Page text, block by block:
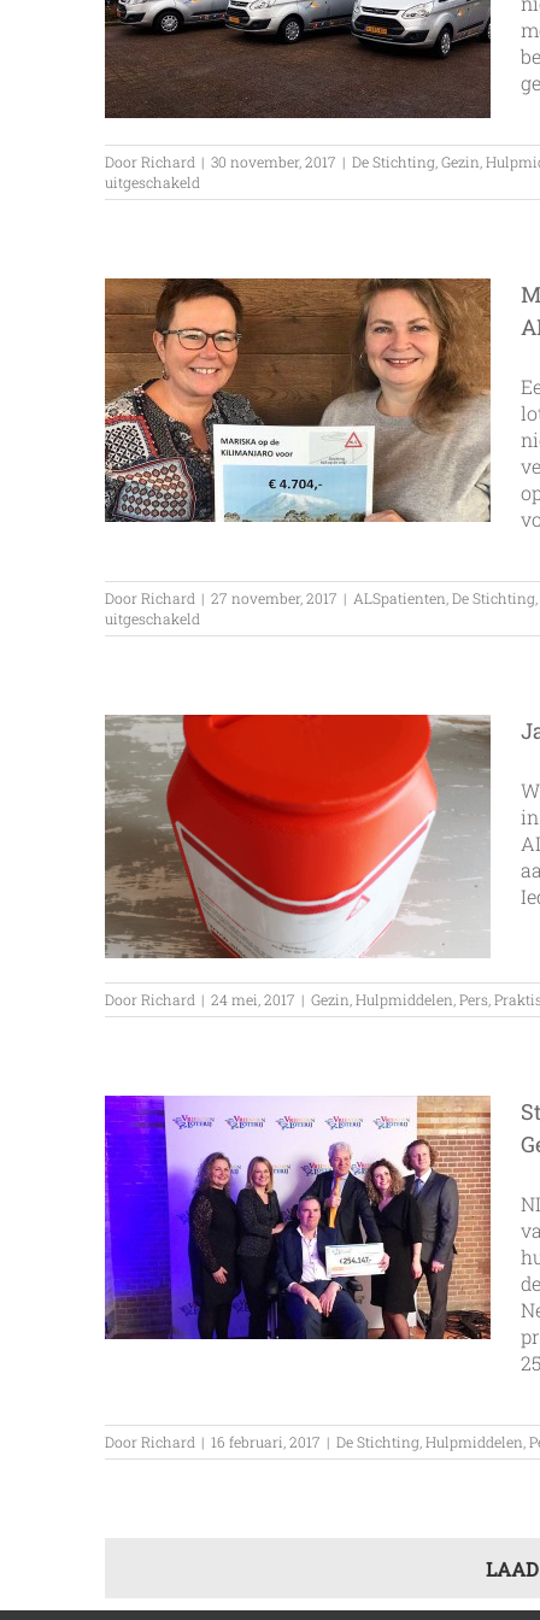
DoorRichard | 30 november, 2017 | De Stichting Gezin
uitgeschakeld
Drie
Stichting
ALSopdeweg!
DoorRichard | 27 november, 2017 | ALSpatienten De Stichting
uitgeschakeld
Mariska
voor
ALSopdeweg!
DoorRichard | 24 mei, 2017 | Gezin Hulpmiddelen Pers
DoorRichard | 16 februari, 2017 | De Stichting Hulpmiddelen